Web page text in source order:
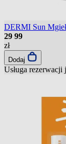
DERMI Sun
29 99
zł
Dodaj
Usługa rezerwacji